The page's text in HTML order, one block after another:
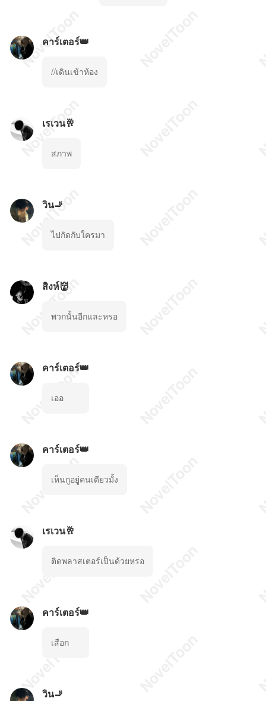
คาร์เตอร์👑
//เดินเข้าห้อง
เรเวน🥂
สภาพ
วิน🚬
ไปกัดกับใครมา
สิงห์👹
พวกนั้นอีกและหรอ
คาร์เตอร์👑
เออ
คาร์เตอร์👑
เห็นกูอยู่คนเดียวมั้ง
เรเวน🥂
ติดพลาสเตอร์เป็นด้วยหรอ
คาร์เตอร์👑
เสือก
วิน🚬